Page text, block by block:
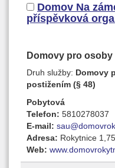
Domov Na
příspěvková
Domovy pro
Druh služby: Domovy
postižením (§ 48)
Pobytová
Telefon: 5810278037
E-mail:
Adresa: Rokytnice
Web: